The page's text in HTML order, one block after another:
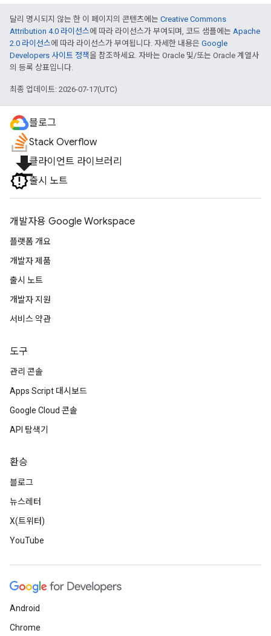
달리 명시되지 않는 한 이 페이지의 콘텐츠에는 Creative Commons
Attribution 4.0 라이선스에 따라 라이선스가 부여되며, 코드 샘플에는 Apache
2.0 라이선스에 따라 라이선스가 부여됩니다. 자세한 내용은 Google
Developers 사이트 정책을 참조하세요. 자바는 Oracle 및/또는 Oracle 계열사
의 등록 상표입니다.
최종 업데이트: 2026-07-17(UTC)
블로그
Stack Overflow
file_download클라이언트 라이브러리
출시 노트
개발자용 Google Workspace
플랫폼 개요
개발자 제품
출시 노트
개발자 지원
서비스 약관
도구
관리 콘솔
Apps Script 대시보드
Google Cloud 콘솔
API 탐색기
환승
블로그
뉴스레터
X(트위터)
YouTube
Android
Chrome